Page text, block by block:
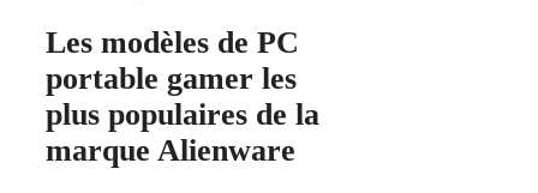
Les modèles de PC
portable gamer les
plus populaires de la
marque Alienware